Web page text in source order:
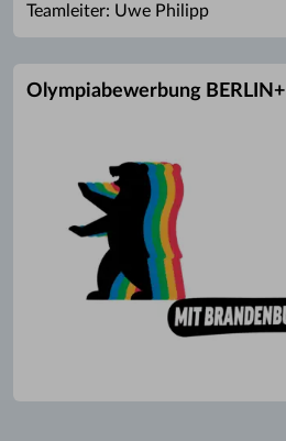
Teamleiter: Uwe Philipp
Olympiabewerbung BERLIN+